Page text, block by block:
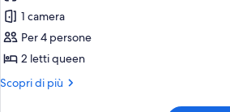
(Newly
Renovated)
per
Palace
Premium
Studio,
1 camera
Per 4 persone
2 letti queen
Scopri di più
Altri